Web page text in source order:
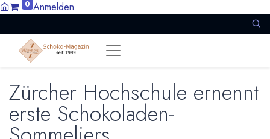
0 Anmelden
Zürcher Hochschule ernennt
erste Schokoladen-